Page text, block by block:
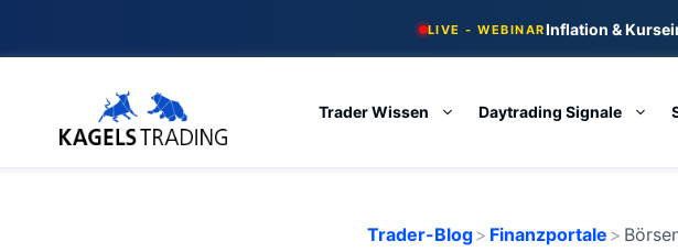
LIVE - WEBINARInflation &
Trader Wissen Daytrading Signale
Trader-Blog> Finanzportale >